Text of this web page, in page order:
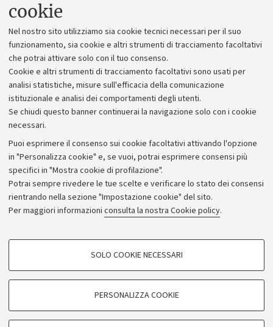
cookie
Nel nostro sito utilizziamo sia cookie tecnici necessari per il suo
funzionamento, sia cookie e altri strumenti di tracciamento facoltativi
che potrai attivare solo con il tuo consenso.
Cookie e altri strumenti di tracciamento facoltativi sono usati per
analisi statistiche, misure sull'efficacia della comunicazione
istituzionale e analisi dei comportamenti degli utenti.
Se chiudi questo banner continuerai la navigazione solo con i cookie
necessari.
Puoi esprimere il consenso sui cookie facoltativi attivando l'opzione
in "Personalizza cookie" e, se vuoi, potrai esprimere consensi più
specifici in "Mostra cookie di profilazione".
Potrai sempre rivedere le tue scelte e verificare lo stato dei consensi
rientrando nella sezione "Impostazione cookie" del sito.
Per maggiori informazioni consulta la nostra Cookie policy.
COOKIE DI PROFILAZIONE - FACOLTATIVI
SOLO COOKIE NECESSARI
PERSONALIZZA COOKIE
Alumni community
Piano strategico
Bilanci
Donazioni e 5x1000
Merchandising - UniboStore
Bandi, gare e concorsi
Albo online
Amministrazione trasparente
Atti di notifica
Informazioni sul sito e accessibilità
Dichiarazione di accessibilità
Privacy e note legali
Impostazioni Cookie
©Copyright 2026 - ALMA MATER STUDIORUM - Università di